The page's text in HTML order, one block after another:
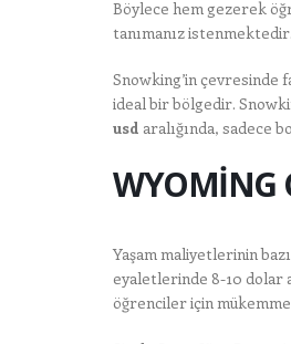
Böylece hem gezerek
tanımanız
Snowking’in
ideal bir bölgedir.
usd aralığında, sadece
WYOMİNG
Yaşam maliyetlerinin
eyaletlerinde 8-10 dolar
öğrenciler için